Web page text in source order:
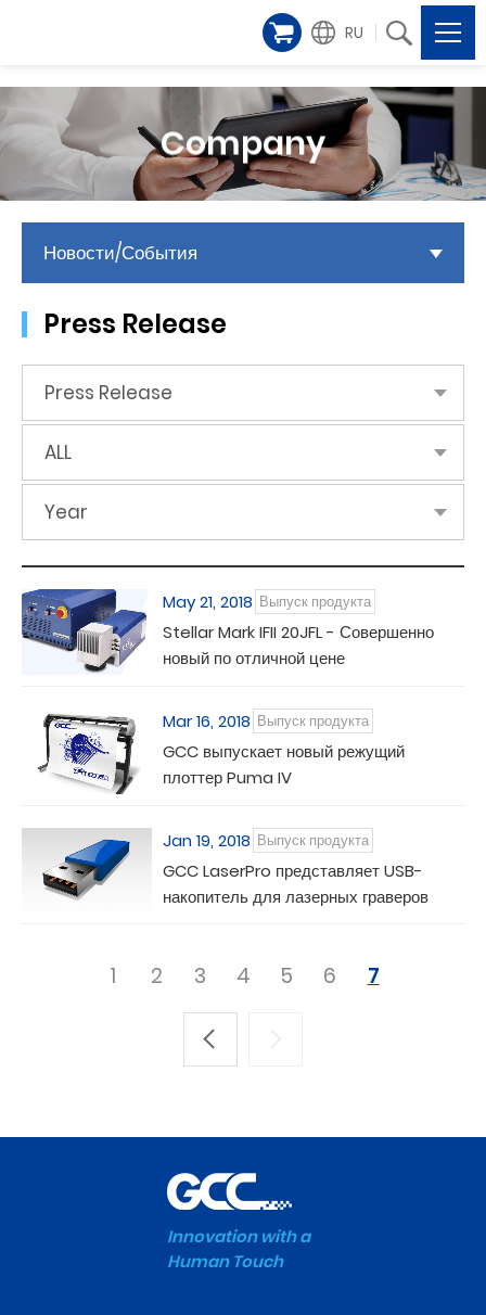
RU
Company
Новости/События
Press Release
Press Release
ALL
Year
May 21, 2018 Выпуск продукта
Stellar Mark IFII 20JFL - Совершенно
новый по отличной цене
Mar 16, 2018 Выпуск продукта
GCC выпускает новый режущий
плоттер Puma IV
Jan 19, 2018 Выпуск продукта
GCC LaserPro представляет USB-
накопитель для лазерных граверов
1 2 3 4 5 6 7
Innovation with a
Human Touch